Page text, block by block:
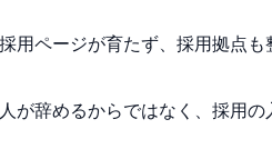
用ページが育たず、採用拠点
が辞めるからではなく、採用